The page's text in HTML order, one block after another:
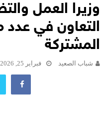
وزيرا العمل
التعاون في عدد
المشتركة
شباب الصعيد فبراير 25, 2026